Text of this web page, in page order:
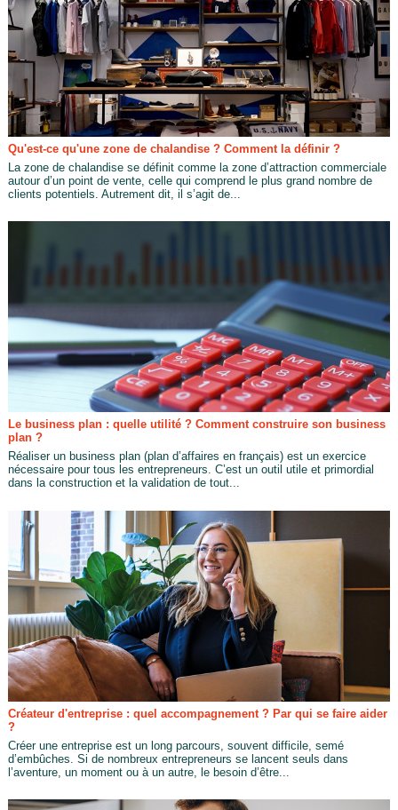
Qu'est-ce qu'une zone de chalandise ? Comment la définir ?
La zone de chalandise se définit comme la zone d’attraction commerciale
autour d’un point de vente, celle qui comprend le plus grand nombre de
clients potentiels. Autrement dit, il s’agit de...
Le business plan : quelle utilité ? Comment construire son business
plan ?
Réaliser un business plan (plan d’affaires en français) est un exercice
nécessaire pour tous les entrepreneurs. C’est un outil utile et primordial
dans la construction et la validation de tout...
Créateur d'entreprise : quel accompagnement ? Par qui se faire aider
?
Créer une entreprise est un long parcours, souvent difficile, semé
d’embûches. Si de nombreux entrepreneurs se lancent seuls dans
l’aventure, un moment ou à un autre, le besoin d’être...